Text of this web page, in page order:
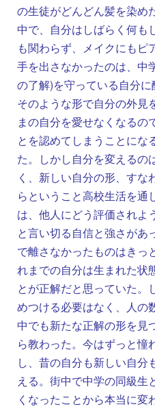
の生徒がどんどん髪を染め
中で、自分はしばらく何も
も関わらず、メイクにもピ
手を出さなかったのは、中
の了解)を守っている自分に
そのような形で自分の外見
まの自分を愛せなくなるの
とを認めてしまうことにな
た。しかし自分を変えるの
く、新しい自分の形、す
らということ高校生活を通
は、他人にどう評価されよ
と言い切る自信と強さがあ
で離さなかったものはきっ
れまでの自分は生まれた状
とが正解だと思っていた。
めつける必要はなく、人の
中でも新たな正解の形を見
ら教わった。今はずっと憧
し、昔の自分も新しい自分
える。街中で中学の同級生
くなったことから本当に変